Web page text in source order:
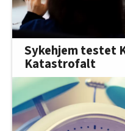
Sykehjem testet
Katastrofalt